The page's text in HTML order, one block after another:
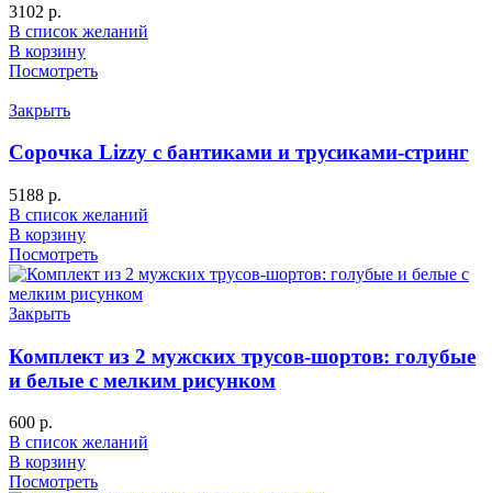
3102 р.
В список желаний
В корзину
Посмотреть
Закрыть
Сорочка Lizzy с бантиками и трусиками-стринг
5188 р.
В список желаний
В корзину
Посмотреть
Закрыть
Комплект из 2 мужских трусов-шортов: голубые
и белые с мелким рисунком
600 р.
В список желаний
В корзину
Посмотреть